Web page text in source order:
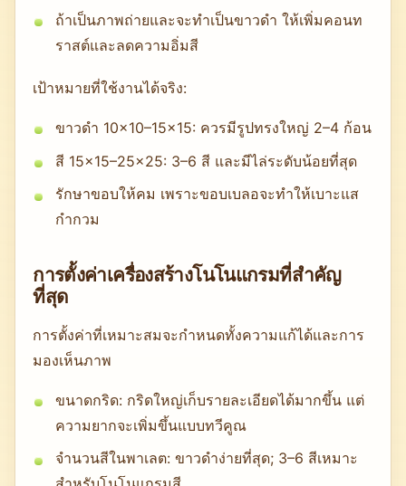
ถ้าเป็นภาพถ่ายและจะทำเป็นขาวดำ ให้เพิ่มคอนท
ราสต์และลดความอิ่มสี
เป้าหมายที่ใช้งานได้จริง:
ขาวดำ 10×10–15×15: ควรมีรูปทรงใหญ่ 2–4 ก้อน
สี 15×15–25×25: 3–6 สี และมีไล่ระดับน้อยที่สุด
รักษาขอบให้คม เพราะขอบเบลอจะทำให้เบาะแส
กำกวม
การตั้งค่าเครื่องสร้างโนโนแกรมที่สำคัญ
ที่สุด
การตั้งค่าที่เหมาะสมจะกำหนดทั้งความแก้ได้และการ
มองเห็นภาพ
ขนาดกริด: กริดใหญ่เก็บรายละเอียดได้มากขึ้น แต่
ความยากจะเพิ่มขึ้นแบบทวีคูณ
จำนวนสีในพาเลต: ขาวดำง่ายที่สุด; 3–6 สีเหมาะ